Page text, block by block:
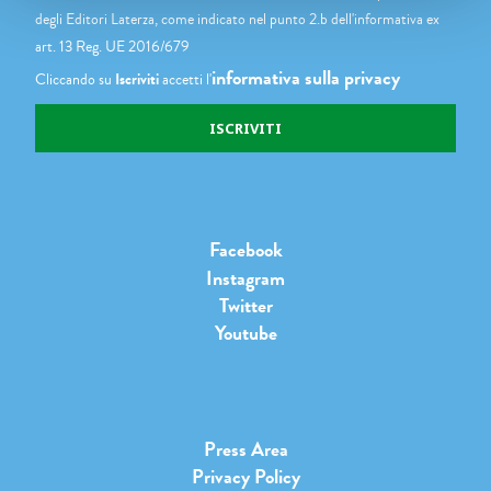
degli Editori Laterza, come indicato nel punto 2.b dell'informativa ex
art. 13 Reg. UE 2016/679
Cliccando su Iscrivitiaccetti l'informativa sulla privacy
Facebook
Instagram
Twitter
Youtube
Press Area
Privacy Policy